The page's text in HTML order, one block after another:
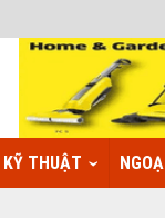
KỸ THUẬT